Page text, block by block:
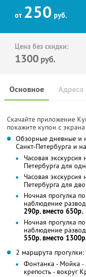
от 250 руб.
Цена без скидки:
1300 руб.
Основное Адреса
Скачайте приложение
покажите купон с
Обзорные дневные и
Санкт-Петербурга и
Часовая
Петербурга для
Часовая
Петербурга для
Ночная прогулка
наблюдение
290р. вместо 650р.
Ночная прогулка
наблюдение
550р. вместо
2 маршрута прогулки:
Фонтанка - Мойка -
крепость - вокруг